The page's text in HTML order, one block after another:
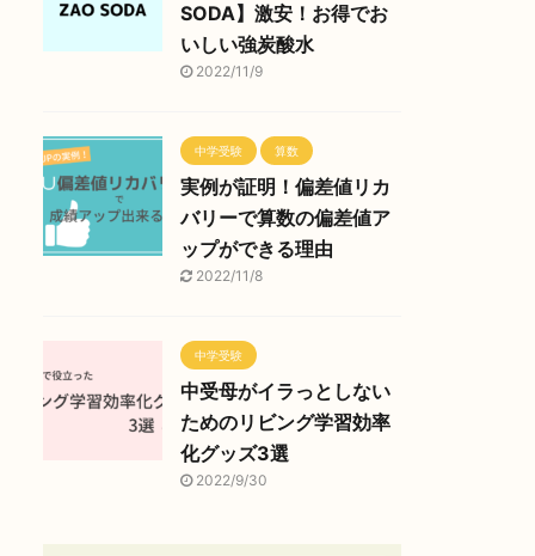
SODA】激安！お得でお
いしい強炭酸水
2022/11/9
中学受験 算数
実例が証明！偏差値リカ
バリーで算数の偏差値ア
ップができる理由
2022/11/8
中学受験
中受母がイラっとしない
ためのリビング学習効率
化グッズ3選
2022/9/30